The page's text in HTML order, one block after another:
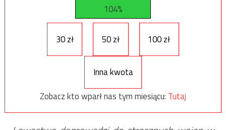
104%
30 zł 50 zł 100 zł
Inna kwota
Zobacz kto wparł nas tym miesiącu: Tutaj